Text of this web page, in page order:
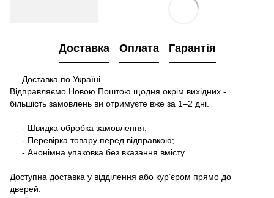
Доставка Оплата Гарантія
Доставка по Україні
Відправляємо Новою Поштою щодня окрім вихідних -
більшість замовлень ви отримуєте вже за 1–2 дні.
- Швидка обробка замовлення;
- Перевірка товару перед відправкою;
- Анонімна упаковка без вказання вмісту.
Доступна доставка у відділення або кур’єром прямо до
дверей.